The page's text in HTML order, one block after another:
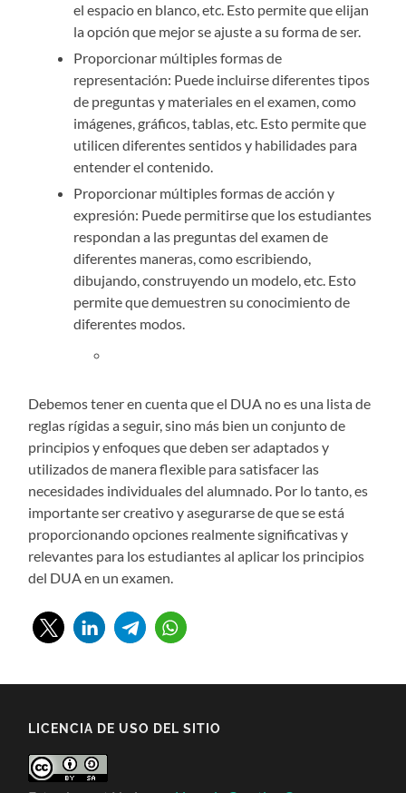
el espacio en blanco, etc. Esto permite que elijan
la opción que mejor se ajuste a su forma de ser.
Proporcionar múltiples formas de
representación: Puede incluirse diferentes tipos
de preguntas y materiales en el examen, como
imágenes, gráficos, tablas, etc. Esto permite que
utilicen diferentes sentidos y habilidades para
entender el contenido.
Proporcionar múltiples formas de acción y
expresión: Puede permitirse que los estudiantes
respondan a las preguntas del examen de
diferentes maneras, como escribiendo,
dibujando, construyendo un modelo, etc. Esto
permite que demuestren su conocimiento de
diferentes modos.
Debemos tener en cuenta que el DUA no es una lista de
reglas rígidas a seguir, sino más bien un conjunto de
principios y enfoques que deben ser adaptados y
utilizados de manera flexible para satisfacer las
necesidades individuales del alumnado. Por lo tanto, es
importante ser creativo y asegurarse de que se está
proporcionando opciones realmente significativas y
relevantes para los estudiantes al aplicar los principios
del DUA en un examen.
LICENCIA DE USO DEL SITIO